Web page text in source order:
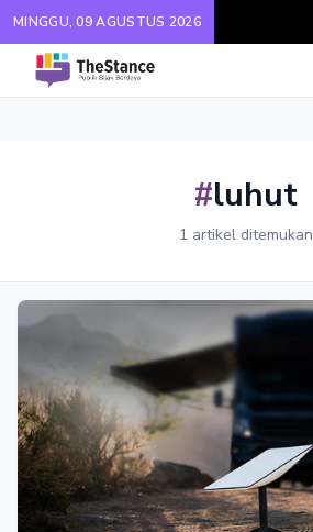
MINGGU, 09 AGUSTUS 2026
#luhut
1 artikel ditemukan